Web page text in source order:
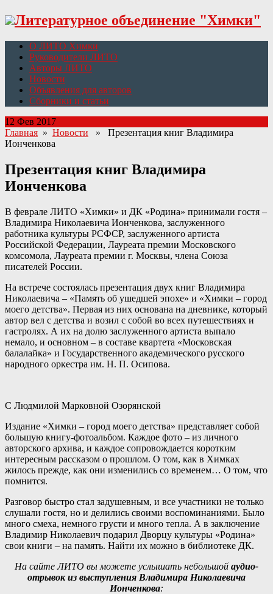
Литературное объединение "Химки"
О ЛИТО Химки
Руководители ЛИТО
Авторы ЛИТО
Новости
Объявления для авторов
Сборники и статьи
12 Фев 2017
Главная » Новости » Презентация книг Владимира
Ионченкова
Презентация книг Владимира
Ионченкова
В феврале ЛИТО «Химки» и ДК «Родина» принимали гостя –
Владимира Николаевича Ионченкова, заслуженного
работника культуры РСФСР, заслуженного артиста
Российской Федерации, Лауреата премии Московского
комсомола, Лауреата премии г. Москвы, члена Союза
писателей России.
На встрече состоялась презентация двух книг Владимира
Николаевича – «Память об ушедшей эпохе» и «Химки – город
моего детства». Первая из них основана на дневнике, который
автор вел с детства и возил с собой во всех путешествиях и
гастролях. А их на долю заслуженного артиста выпало
немало, и основном – в составе квартета «Московская
балалайка» и Государственного академического русского
народного оркестра им. Н. П. Осипова.
С Людмилой Марковной Озорянской
Издание «Химки – город моего детства» представляет собой
большую книгу-фотоальбом. Каждое фото – из личного
авторского архива, и каждое сопровождается коротким
интересным рассказом о прошлом. О том, как в Химках
жилось прежде, как они изменились со временем… О том, что
помнится.
Разговор быстро стал задушевным, и все участники не только
слушали гостя, но и делились своими воспоминаниями. Было
много смеха, немного грусти и много тепла. А в заключение
Владимир Николаевич подарил Дворцу культуры «Родина»
свои книги – на память. Найти их можно в библиотеке ДК.
На сайте ЛИТО вы можете услышать небольшой аудио-
отрывок из выступления Владимира Николаевича
Ионченкова: